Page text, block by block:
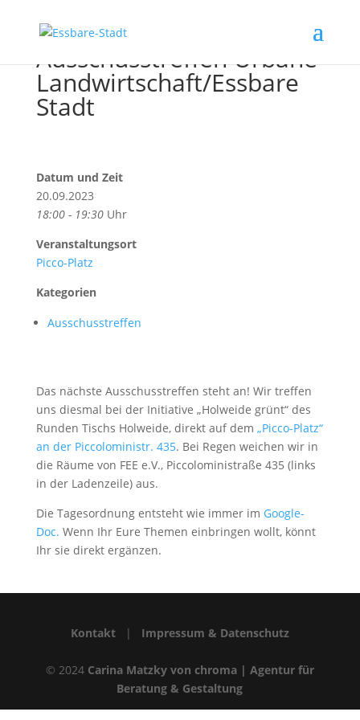
Ausschusstreffen Urbane
Landwirtschaft/Essbare
Stadt
Datum und Zeit
20.09.2023
18:00 - 19:30Uhr
Veranstaltungsort
Picco-Platz
Kategorien
Ausschusstreffen
Das nächste Ausschusstreffen steht an! Wir treffen
uns diesmal bei der Initiative „Holweide grünt“ des
Runden Tischs Holweide, direkt auf dem „Picco-Platz“
an der Piccoloministr. 435. Bei Regen weichen wir in
die Räume von FEE e.V., Piccoloministraße 435 (links
in der Ladenzeile) aus.
Die Tagesordnung entsteht wie immer im Google-
Doc. Wenn Ihr Eure Themen einbringen wollt, könnt
Ihr sie direkt ergänzen.
Kontakt | Impressum & Datenschutz
© 2024 Carina Matzky von chroma | Agentur für
Beratung & Gestaltung